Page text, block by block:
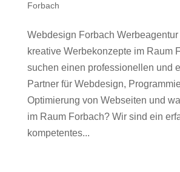
Forbach
Webdesign Forbach
kreative Werbekonzepte im Raum
suchen einen professionellen und
Partner für Webdesign,
Optimierung von Webseiten und
im Raum Forbach? Wir sind ein
kompetentes...